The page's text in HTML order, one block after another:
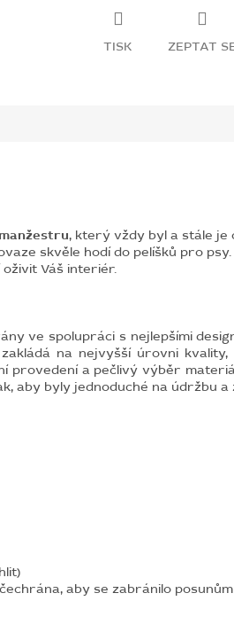
TISK ZEPTAT
, který vždy byl a stále
skvěle hodí do pelíšků pro psy.
Váš interiér.
ve spolupráci s nejlepšími
na nejvyšší úrovni
provedení a pečlivý výběr
aby byly jednoduché na údržbu
aby se zabránilo